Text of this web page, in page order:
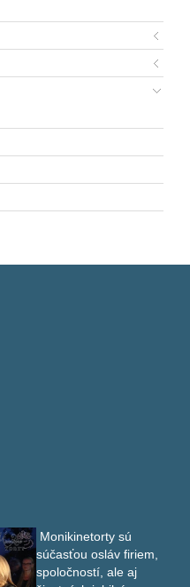
Monikinetorty sú
súčasťou osláv firiem,
spoločností, ale aj